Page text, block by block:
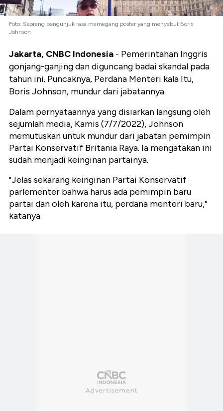
Foto: Seorang pengunjuk rasa memegang poster yang menyebut Boris
Johnson
Jakarta, CNBC Indonesia - Pemerintahan Inggris
gonjang-ganjing dan diguncang badai skandal pada
tahun ini. Puncaknya, Perdana Menteri kala Itu,
Boris Johnson, mundur dari jabatannya.
Dalam pernyataannya yang disiarkan langsung oleh
sejumlah media, Kamis (7/7/2022), Johnson
memutuskan untuk mundur dari jabatan pemimpin
Partai Konservatif Britania Raya. Ia mengatakan ini
sudah menjadi keinginan partainya.
"Jelas sekarang keinginan Partai Konservatif
parlementer bahwa harus ada pemimpin baru
partai dan oleh karena itu, perdana menteri baru,"
katanya.